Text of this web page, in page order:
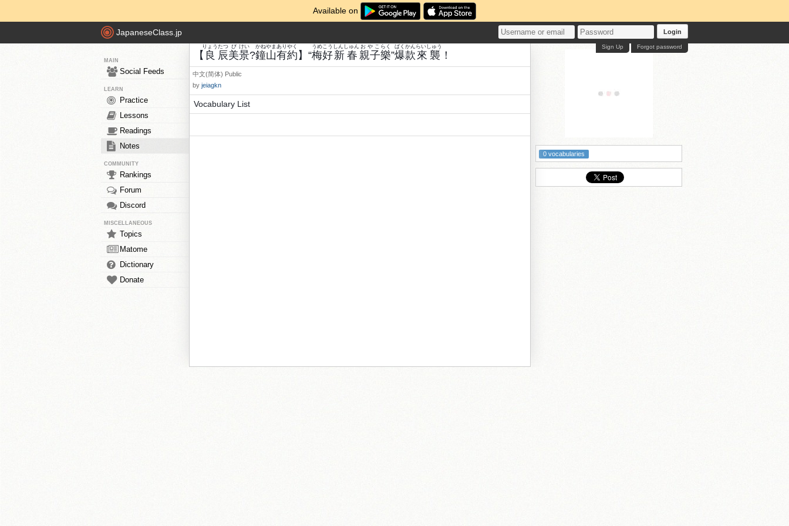
Available on
JapaneseClass.jp Login
Forgot password
Sign Up
MAIN
Social Feeds
LEARN
Practice
Lessons
Readings
Notes
COMMUNITY
Rankings
Forum
Discord
MISCELLANEOUS
Topics
Matome
Dictionary
Donate
【 良
りょう
辰
たつ
美
び
景
けい
?鐘
かね
山
やま
有
あり
約
やく
】“梅
うめ
好
こう
新春
しんしゅん
親子
おやこ
樂
らく
”爆
ばく
款
かん
來襲
らいしゅう
！
中文(简体) Public
by jeiagkn
Vocabulary List
0 vocabularies